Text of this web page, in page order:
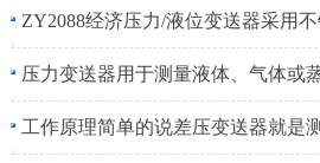
ZY2088经济压力/液位变送器采用
压力变送器用于测量液体、气体或
工作原理简单的说差压变送器就是